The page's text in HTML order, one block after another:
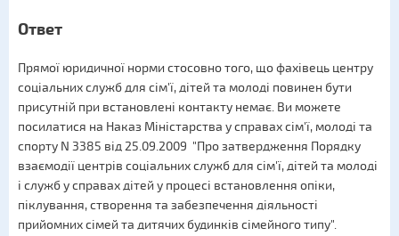
Ответ
Прямої юридичної норми стосовно того, що фахівець центру
соціальних служб для сім'ї, дітей та молоді повинен бути
присутній при встановлені контакту немає. Ви можете
посилатися на Наказ Міністарства у справах сім'ї, молоді та
спорту N 3385 від 25.09.2009 "Про затвердження Порядку
взаємодії центрів соціальних служб для сім'ї, дітей та молоді
і служб у справах дітей у процесі встановлення опіки,
піклування, створення та забезпечення діяльності
прийомних сімей та дитячих будинків сімейного типу".